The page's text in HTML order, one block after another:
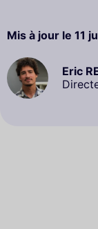
Mis à jour le 11
Eric